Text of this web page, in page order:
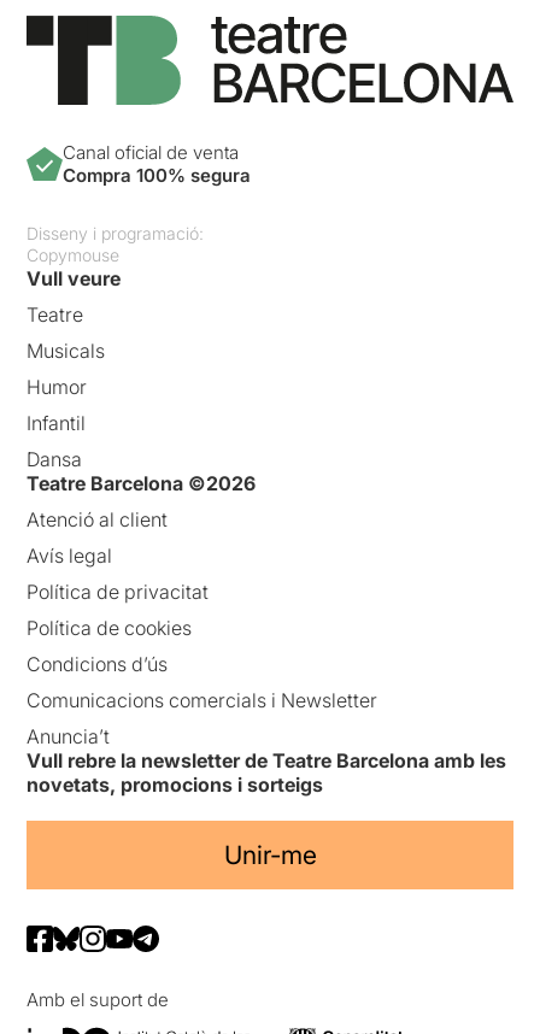
Canal oficial de venta
Compra 100% segura
Disseny i programació:
Copymouse
Vull veure
Teatre
Musicals
Humor
Infantil
Dansa
Teatre Barcelona ©2026
Atenció al client
Avís legal
Política de privacitat
Política de cookies
Condicions d’ús
Comunicacions comercials i Newsletter
Anuncia’t
Vull rebre la newsletter de Teatre Barcelona amb les
novetats, promocions i sorteigs
Unir-me
Amb el suport de